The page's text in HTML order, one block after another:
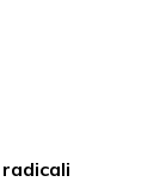
radicali